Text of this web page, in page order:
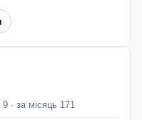
· за місяць 171